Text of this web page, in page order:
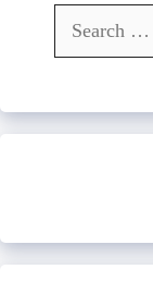
Search
for: